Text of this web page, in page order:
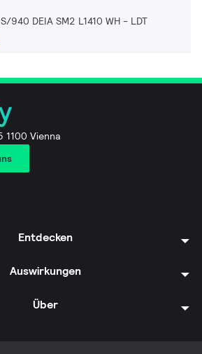
940 DEIA SM2 L1410 WH LDT
Vienna
Entdecken
Auswirkungen
Über